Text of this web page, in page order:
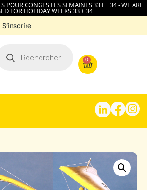
POUR CONGES LES SEMAINES 33 ET 34 - WE ARE
FOR HOLIDAY WEEKS 33 + 34
S'inscrire
0